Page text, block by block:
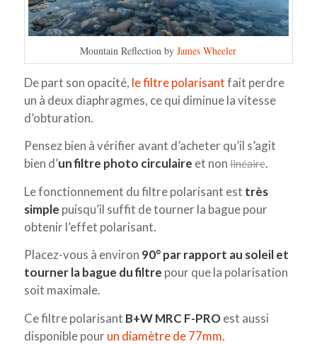
Mountain Reflection byJames Wheeler
De part son opacité, le filtre polarisantfait perdre
un à deux diaphragmes, ce qui diminue la vitesse
d’obturation.
Pensez bien à vérifier avant d’acheter qu’il s’agit
bien d’un filtre photo circulaire et nonlinéaire.
Le fonctionnement du filtre polarisant est très
simple puisqu’il suffit de tourner la bague pour
obtenir l’effet polarisant.
Placez-vous à environ 90° par rapport au soleil et
tourner la bague du filtre pour que la polarisation
soit maximale.
Ce filtre polarisant B+W MRC F-PROest aussi
disponible pourun diamètre de 77mm.